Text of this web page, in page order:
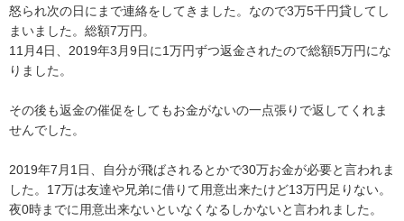
怒られ次の日にまで連絡をしてきました。なので3万5千円貸してし
まいました。総額7万円。
11月4日、2019年3月9日に1万円ずつ返金されたので総額5万円にな
りました。
その後も返金の催促をしてもお金がないの一点張りで返してくれま
せんでした。
2019年7月1日、自分が飛ばされるとかで30万お金が必要と言われま
した。17万は友達や兄弟に借りて用意出来たけど13万円足りない。
夜0時までに用意出来ないといなくなるしかないと言われました。